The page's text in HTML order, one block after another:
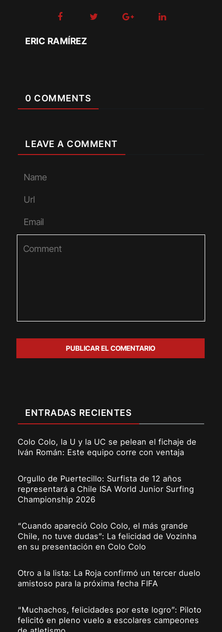
ERIC RAMÍREZ
0 COMMENTS
LEAVE A COMMENT
ENTRADAS RECIENTES
Colo Colo, la U y la UC se pelean el fichaje de
Iván Román: Este equipo corre con ventaja
Orgullo de Puertecillo: Surfista de 12 años
representará a Chile ISA World Junior Surfing
Championship 2026
“Cuando apareció Colo Colo, el más grande
Chile, no tuve dudas”: La felicidad de Vozinha
en su presentación en Colo Colo
Otro a la lista: La Roja confirmó un tercer duelo
amistoso para la próxima fecha FIFA
“Muchachos, felicidades por este logro”: Piloto
felicitó en pleno vuelo a escolares campeones